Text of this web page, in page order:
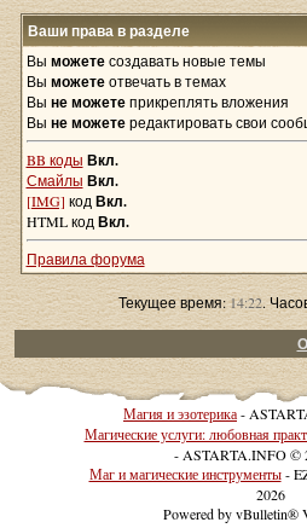
Ваши права в разделе
Вы можетесоздавать новые темы
Вы можетеотвечать в темах
Вы не можетеприкреплять вложения
Вы не можетередактировать свои
BB коды Вкл.
Смайлы Вкл.
[IMG] код Вкл.
HTML код Вкл.
Правила форума
Текущее время:14:22.
Магия и эзотерика-
Магические услуги: любовная
- ASTARTA.INFO ©
Маг и магические инструменты-
2026
Powered by vBulletin®